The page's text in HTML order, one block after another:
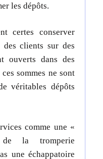
les dépôts.
certes conserver
des clients sur des
ouverts dans des
sommes ne sont
véritables dépôts
comme une «
la tromperie
une échappatoire